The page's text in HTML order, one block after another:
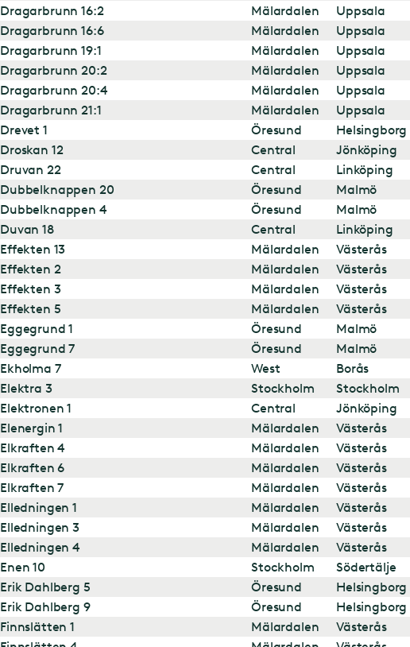
Dragarbrunn 16:2
Mälardalen Uppsala
Dragarbrunn 16:6
Mälardalen Uppsala
Dragarbrunn 19:1
Mälardalen Uppsala
Dragarbrunn 20:2
Mälardalen Uppsala
Dragarbrunn 20:4
Mälardalen Uppsala
Dragarbrunn 21:1
Mälardalen Uppsala
Drevet 1
Öresund Helsingborg
Droskan 12
Central Jönköping
Druvan 22
Central Linköping
Dubbelknappen 20
Öresund Malmö
Dubbelknappen 4
Öresund Malmö
Duvan 18
Central Linköping
Effekten 13
Mälardalen Västerås
Effekten 2
Mälardalen Västerås
Effekten 3
Mälardalen Västerås
Effekten 5
Mälardalen Västerås
Eggegrund 1
Öresund Malmö
Eggegrund 7
Öresund Malmö
Ekholma 7
West Borås
Elektra 3
Stockholm Stockholm
Elektronen 1
Central Jönköping
Elenergin 1
Mälardalen Västerås
Elkraften 4
Mälardalen Västerås
Elkraften 6
Mälardalen Västerås
Elkraften 7
Mälardalen Västerås
Elledningen 1
Mälardalen Västerås
Elledningen 3
Mälardalen Västerås
Elledningen 4
Mälardalen Västerås
Enen 10
Stockholm Södertälje
Erik Dahlberg 5
Öresund Helsingborg
Erik Dahlberg 9
Öresund Helsingborg
Finnslätten 1
Mälardalen Västerås